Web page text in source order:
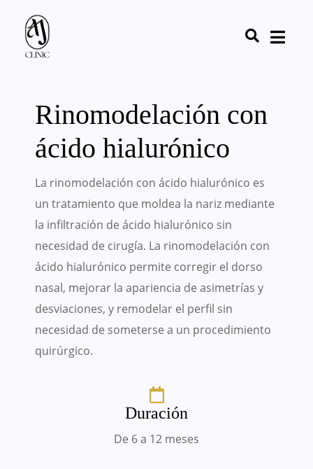
Rinomodelación con
ácido hialurónico
La rinomodelación con ácido hialurónico es
un tratamiento que moldea la nariz mediante
la infiltración de ácido hialurónico sin
necesidad de cirugía. La rinomodelación con
ácido hialurónico permite corregir el dorso
nasal, mejorar la apariencia de asimetrías y
desviaciones, y remodelar el perfil sin
necesidad de someterse a un procedimiento
quirúrgico.
Duración
De 6 a 12 meses